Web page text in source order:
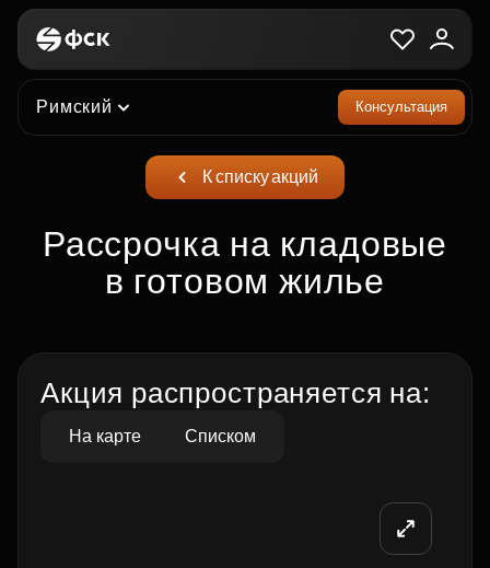
Римский Консультация
К списку акций
Рассрочка на кладовые
в готовом жилье
Акция распространяется на:
На карте Списком